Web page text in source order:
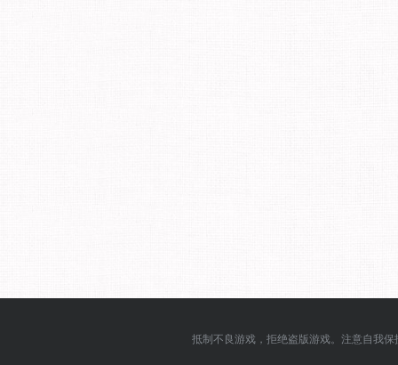
抵制不良游戏，拒绝盗版游戏。注意自我